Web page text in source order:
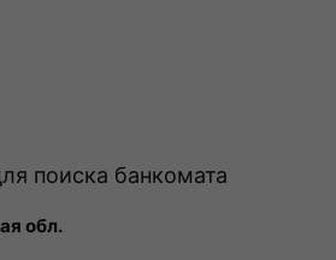
поиска банкомата
обл.